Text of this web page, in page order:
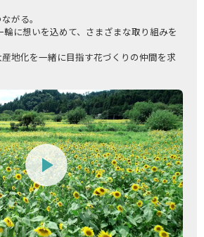
がる。
に想いを込めて、さまざまな取り組みを
地化を一緒に目指す花づくりの仲間を求